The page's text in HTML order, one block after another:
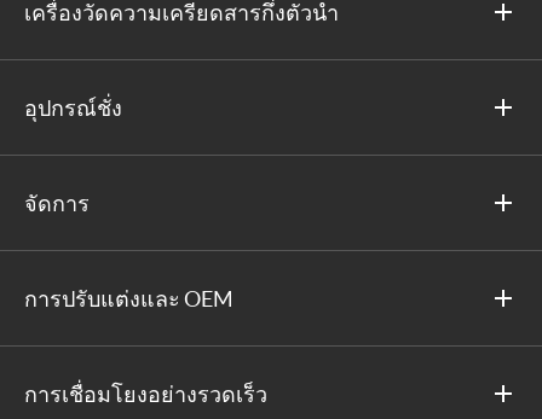
เครื่องวัดความเครียดสารกึ่งตัวนำ
อุปกรณ์ชั่ง
จัดการ
การปรับแต่งและ OEM
การเชื่อมโยงอย่างรวดเร็ว